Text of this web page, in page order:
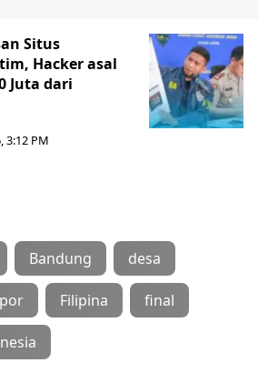
Situs
Hacker asal
Juta dari
3:12 PM
Bandung desa
Filipina final